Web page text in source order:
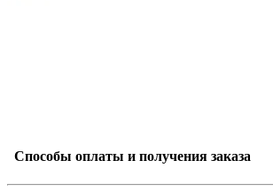
Способы оплаты и получения заказа